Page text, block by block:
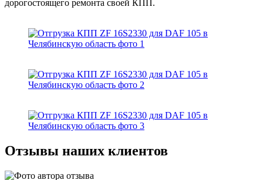
дорогостоящего ремонта своей КПП.
Отзывы наших клиентов